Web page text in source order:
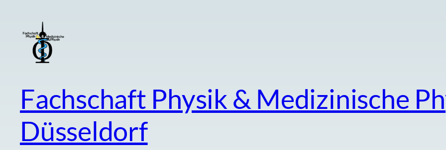
springen
Fachschaft Physik & Medizinische
Düsseldorf